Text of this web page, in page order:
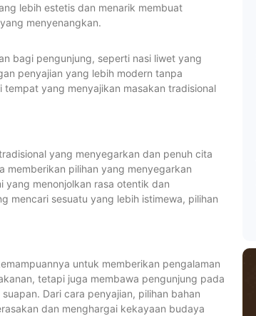
lebih estetis dan menarik membuat
menyenangkan.
bagi pengunjung, seperti nasi liwet yang
penyajian yang lebih modern tanpa
yang menyajikan masakan tradisional
yang menyegarkan dan penuh cita
memberikan pilihan yang menyegarkan
yang menonjolkan rasa otentik dan
mencari sesuatu yang lebih istimewa, pilihan
untuk memberikan pengalaman
tetapi juga membawa pengunjung pada
Dari cara penyajian, pilihan bahan
dan menghargai kekayaan budaya